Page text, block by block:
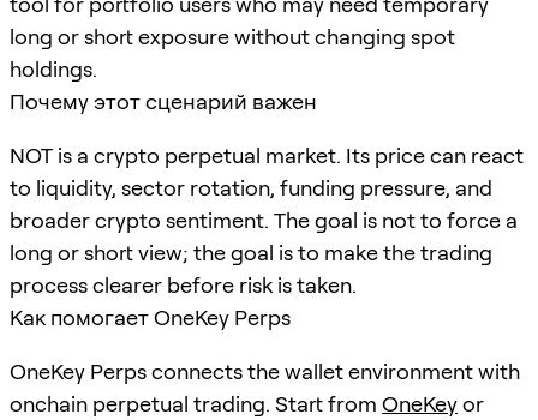
long or short exposure without changing spot
holdings.
Почему этот сценарий важен
NOT is a crypto perpetual market. Its price can react
to liquidity, sector rotation, funding pressure, and
broader crypto sentiment. The goal is not to force a
long or short view; the goal is to make the trading
process clearer before risk is taken.
Как помогает OneKey Perps
OneKey Perps connects the wallet environment with
onchain perpetual trading. Start from OneKeyor